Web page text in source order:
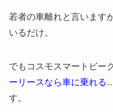
若者の車離れと言います
いるだけ。
でもコスモスマートビー
ーリースなら車に乗れる
す。